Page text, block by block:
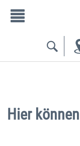
Hier